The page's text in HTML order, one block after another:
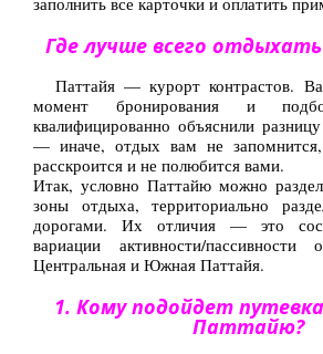
Где лучше всего
Паттайя — курорт контрастов.
момент бронирования и
квалифицированно объяснили
— иначе, отдых вам не
расскроится и не полюбится вами.
Итак, условно Паттайю можно
зоны отдыха, территориально
дорогами. Их отличия — это
вариации активности/пассивности
Центральная и Южная Паттайя.
1. Кому подойдет
Паттайю?